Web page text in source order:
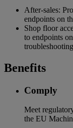
After-sales:
endpoints on
Shop floor
to endpoints
Benefits
Comply
Meet
the EU